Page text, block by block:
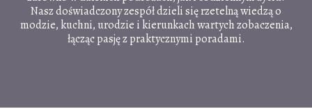
Nasz doświadczony zespół dzieli się rzetelną wiedzą o
modzie, kuchni, urodzie i kierunkach wartych zobaczenia,
łącząc pasję z praktycznymi poradami.